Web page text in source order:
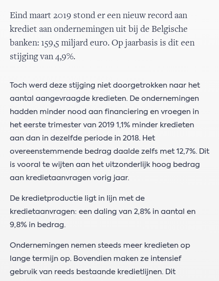
Eind maart 2019 stond er een nieuw record aan
krediet aan ondernemingen uit bij de Belgische
banken: 159,5 miljard euro. Op jaarbasis is dit een
stijging van 4,9%.
Toch werd deze stijging niet doorgetrokken naar het
aantal aangevraagde kredieten. De ondernemingen
hadden minder nood aan financiering en vroegen in
het eerste trimester van 2019 1,1% minder kredieten
aan dan in dezelfde periode in 2018. Het
overeenstemmende bedrag daalde zelfs met 12,7%. Dit
is vooral te wijten aan het uitzonderlijk hoog bedrag
aan kredietaanvragen vorig jaar.
De kredietproductie ligt in lijn met de
kredietaanvragen: een daling van 2,8% in aantal en
9,8% in bedrag.
Ondernemingen nemen steeds meer kredieten op
lange termijn op. Bovendien maken ze intensief
gebruik van reeds bestaande kredietlijnen. Dit